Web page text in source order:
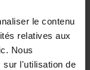
le contenu
relatives aux
Nous
sur l'utilisation de
256